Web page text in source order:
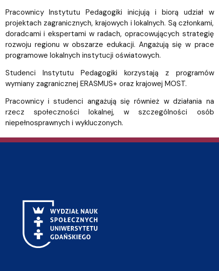
Pracownicy Instytutu Pedagogiki inicjują i biorą udział w
projektach zagranicznych, krajowych i lokalnych. Są członkami,
doradcami i ekspertami w radach, opracowujących strategię
rozwoju regionu w obszarze edukacji. Angażują się w prace
programowe lokalnych instytucji oświatowych.
Studenci Instytutu Pedagogiki korzystają z programów
wymiany zagranicznej ERASMUS+ oraz krajowej MOST.
Pracownicy i studenci angażują się również w działania na
rzecz społeczności lokalnej, w szczególności osób
niepełnosprawnych i wykluczonych.